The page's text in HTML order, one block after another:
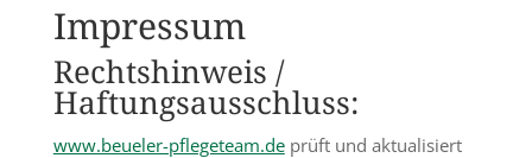
Impressum
Rechtshinweis /
Haftungsausschluss:
www.beueler-pflegeteam.de prüft und aktualisiert